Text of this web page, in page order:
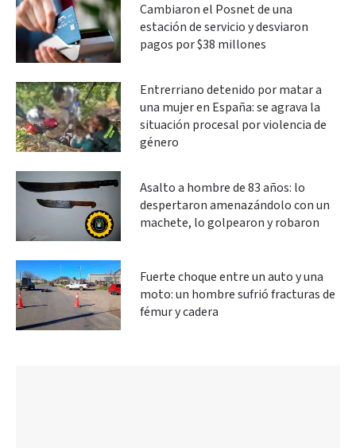
Cambiaron el Posnet de una
estación de servicio y desviaron
pagos por $38 millones
Entrerriano detenido por matar a
una mujer en España: se agrava la
situación procesal por violencia de
género
Asalto a hombre de 83 años: lo
despertaron amenazándolo con un
machete, lo golpearon y robaron
Fuerte choque entre un auto y una
moto: un hombre sufrió fracturas de
fémur y cadera